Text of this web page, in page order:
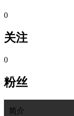
0
关注
0
粉丝
简介